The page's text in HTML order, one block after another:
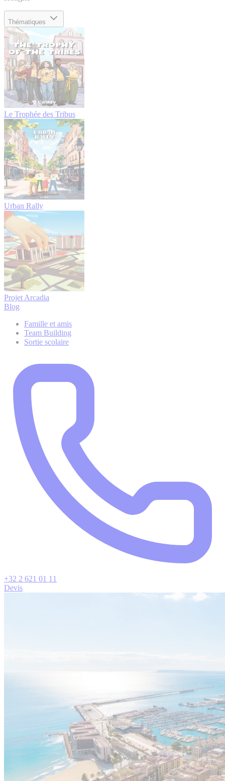
Thématiques
Le Trophée des Tribus
Urban Rally
Projet Arcadia
Blog
Famille et amis
Team Building
Sortie scolaire
+32 2 621 01 11
Devis